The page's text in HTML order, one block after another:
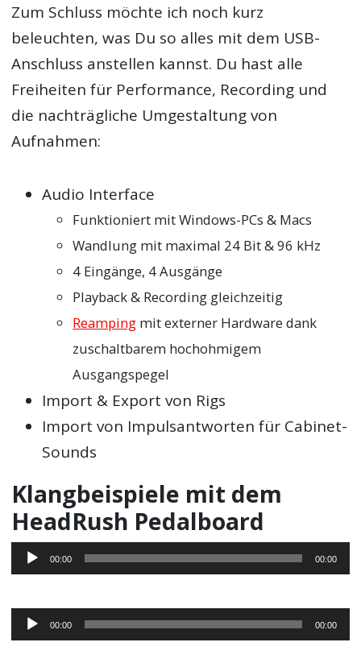
Zum Schluss möchte ich noch kurz
beleuchten, was Du so alles mit dem USB-
Anschluss anstellen kannst. Du hast alle
Freiheiten für Performance, Recording und
die nachträgliche Umgestaltung von
Aufnahmen:
Audio Interface
Funktioniert mit Windows-PCs & Macs
Wandlung mit maximal 24 Bit & 96 kHz
4 Eingänge, 4 Ausgänge
Playback & Recording gleichzeitig
Reamping mit externer Hardware dank
zuschaltbarem hochohmigem
Ausgangspegel
Import & Export von Rigs
Import von Impulsantworten für Cabinet-
Sounds
Klangbeispiele mit dem
HeadRush Pedalboard
Audio-
Player
00:00 00:00
Audio-
Player
00:00 00:00